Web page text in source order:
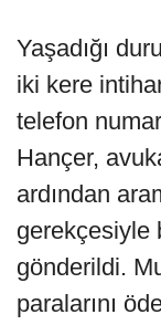
Yaşadığı
iki kere
telefon
Hançer,
ardından
gerekçesiyle
gönderildi.
paralarını